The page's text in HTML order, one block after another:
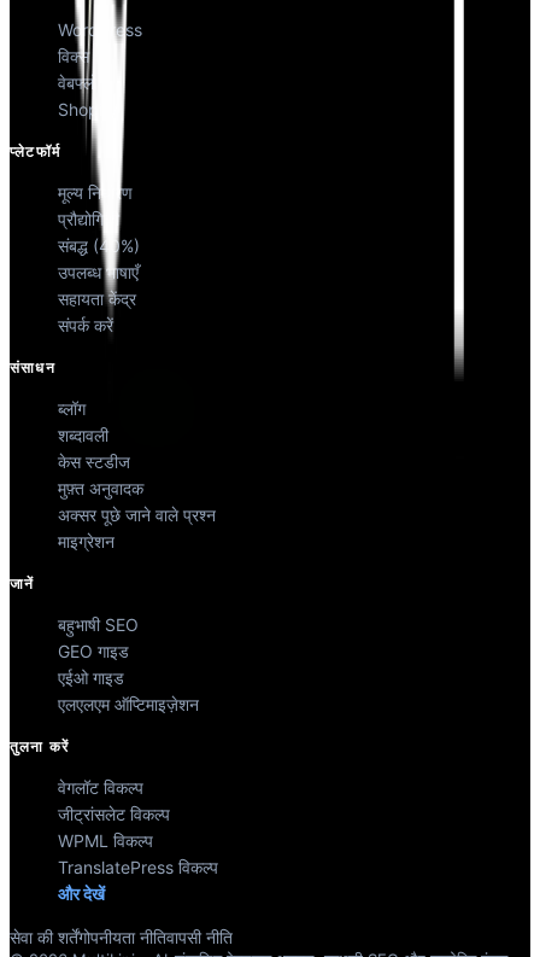
WordPress
विक्स
वेबफ्लो
Shopify
प्लेटफॉर्म
मूल्य निर्धारण
प्रौद्योगिकी
संबद्ध (40%)
उपलब्ध भाषाएँ
सहायता केंद्र
संपर्क करें
संसाधन
ब्लॉग
शब्दावली
केस स्टडीज
मुफ़्त अनुवादक
अक्सर पूछे जाने वाले प्रश्न
माइग्रेशन
जानें
बहुभाषी SEO
GEO गाइड
एईओ गाइड
एलएलएम ऑप्टिमाइज़ेशन
तुलना करें
वेगलॉट विकल्प
जीट्रांसलेट विकल्प
WPML विकल्प
TranslatePress विकल्प
और देखें
सेवा की शर्तेंगोपनीयता नीतिवापसी नीति